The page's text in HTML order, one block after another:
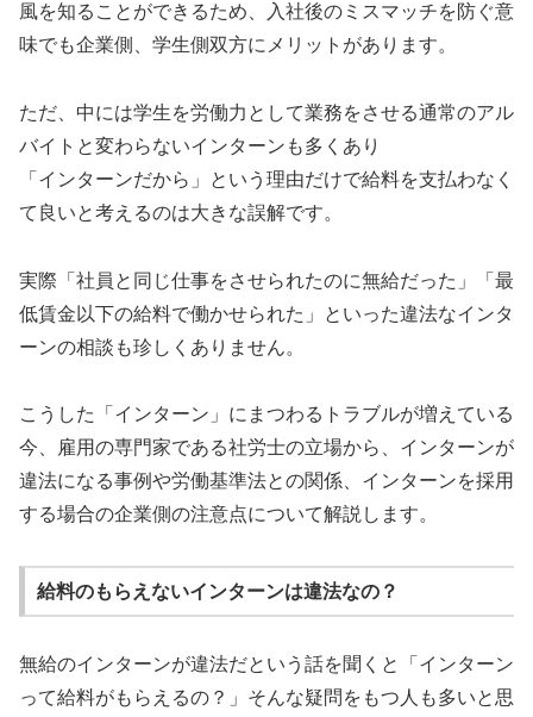
風を知ることができるため、入社後のミスマッチを防ぐ意
味でも企業側、学生側双方にメリットがあります。
ただ、中には学生を労働力として業務をさせる通常のアル
バイトと変わらないインターンも多くあり
「インターンだから」という理由だけで給料を支払わなく
て良いと考えるのは大きな誤解です。
実際「社員と同じ仕事をさせられたのに無給だった」「最
低賃金以下の給料で働かせられた」といった違法なインタ
ーンの相談も珍しくありません。
こうした「インターン」にまつわるトラブルが増えている
今、雇用の専門家である社労士の立場から、インターンが
違法になる事例や労働基準法との関係、インターンを採用
する場合の企業側の注意点について解説します。
給料のもらえないインターンは違法なの？
無給のインターンが違法だという話を聞くと「インターン
って給料がもらえるの？」そんな疑問をもつ人も多いと思